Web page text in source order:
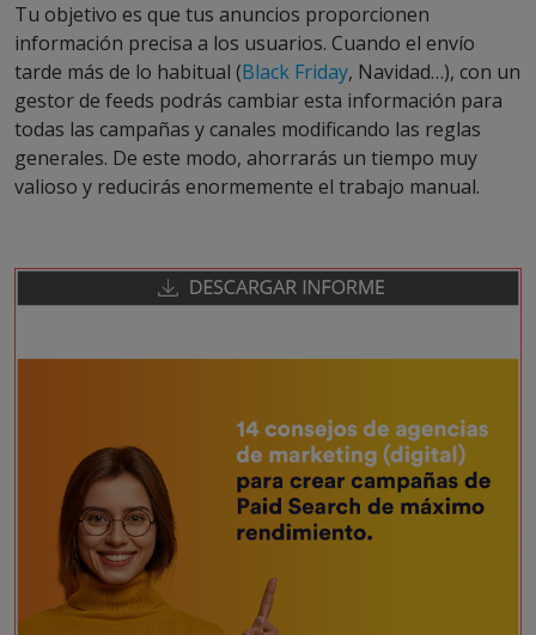
Tu objetivo es que tus anuncios proporcionen
información precisa a los usuarios. Cuando el envío
tarde más de lo habitual (Black Friday, Navidad…), con un
gestor de feeds podrás cambiar esta información para
todas las campañas y canales modificando las reglas
generales. De este modo, ahorrarás un tiempo muy
valioso y reducirás enormemente el trabajo manual.